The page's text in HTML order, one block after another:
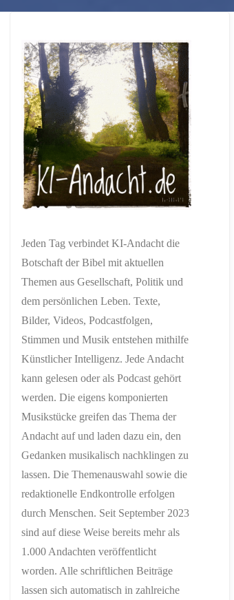
Jeden Tag verbindet KI-Andacht die
Botschaft der Bibel mit aktuellen
Themen aus Gesellschaft, Politik und
dem persönlichen Leben. Texte,
Bilder, Videos, Podcastfolgen,
Stimmen und Musik entstehen mithilfe
Künstlicher Intelligenz. Jede Andacht
kann gelesen oder als Podcast gehört
werden. Die eigens komponierten
Musikstücke greifen das Thema der
Andacht auf und laden dazu ein, den
Gedanken musikalisch nachklingen zu
lassen. Die Themenauswahl sowie die
redaktionelle Endkontrolle erfolgen
durch Menschen. Seit September 2023
sind auf diese Weise bereits mehr als
1.000 Andachten veröffentlicht
worden. Alle schriftlichen Beiträge
lassen sich automatisch in zahlreiche